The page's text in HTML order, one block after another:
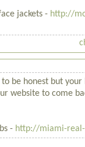
jackets - http://
be honest but
website to come
- http://miami-